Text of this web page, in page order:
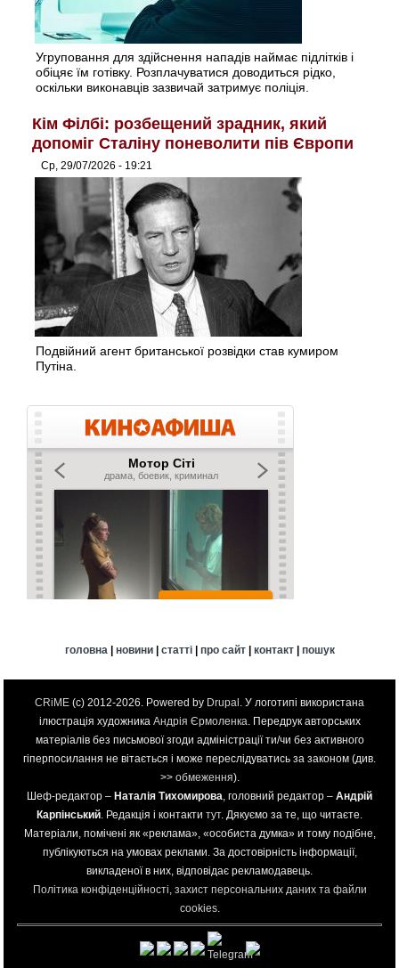
Угруповання для здійснення нападів наймає підлітків і
обіцяє їм готівку. Розплачуватися доводиться рідко,
оскільки виконавців зазвичай затримує поліція.
Кім Філбі: розбещений зрадник, який
допоміг Сталіну поневолити пів Європи
Ср, 29/07/2026 - 19:21
Подвійний агент британської розвідки став кумиром
Путіна.
головна| новини| статті| про сайт| контакт| пошук
CRiME (c) 2012-2026. Powered by Drupal . У логотипі використана
ілюстрація художника Андрія Єрмоленка. Передрук авторських
матеріалів без письмової згоди адміністрації ти/чи без активного
гіперпосилання не вітається і може переслідуватись за законом (див.
>> обмеження).
Шеф-редактор – Наталія Тихомирова, головний редактор – Андрій
Карпінський. Редакція і контакти тут. Дякуємо за те, що читаєте.
Матеріали, помічені як «реклама», «особиста думка» и тому подібне,
публікуються на умовах реклами. За достовірність інформації,
викладеної в них, відповідає рекламодавець.
Політика конфіденційності, захист персональних даних та файли
cookies.